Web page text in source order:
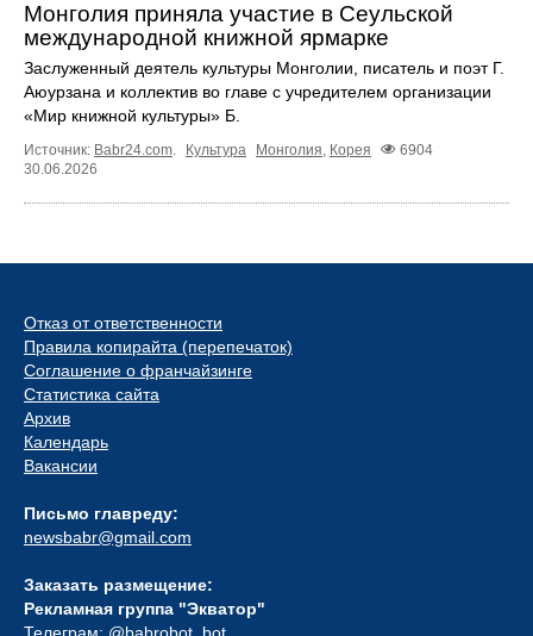
Монголия приняла участие в Сеульской
международной книжной ярмарке
Заслуженный деятель культуры Монголии, писатель и поэт Г.
Аюурзана и коллектив во главе с учредителем организации
«Мир книжной культуры» Б.
Источник: Babr24.com. Культура Монголия, Корея
6904
30.06.2026
Отказ от ответственности
Правила копирайта (перепечаток)
Соглашение о франчайзинге
Статистика сайта
Архив
Календарь
Вакансии
Письмо главреду:
newsbabr@gmail.com
Заказать размещение:
Рекламная группа "Экватор"